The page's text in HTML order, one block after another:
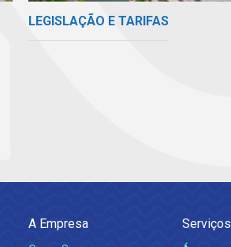
LEGISLAÇÃO E TARIFAS
A Empresa Serviços